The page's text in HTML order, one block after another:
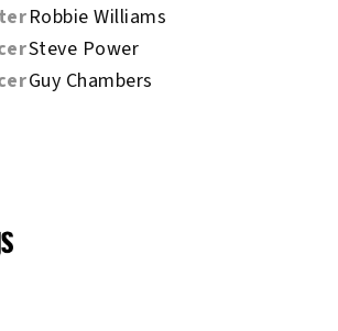
Robbie Williams
Steve Power
Guy Chambers